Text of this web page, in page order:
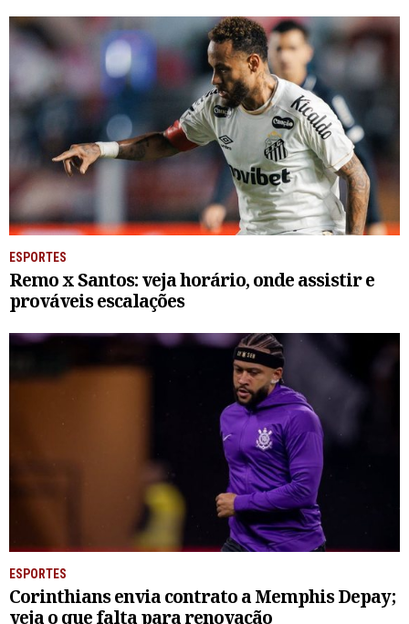
ESPORTES
Remo x Santos: veja horário, onde assistir e
prováveis escalações
ESPORTES
Corinthians envia contrato a Memphis Depay;
veja o que falta para renovação